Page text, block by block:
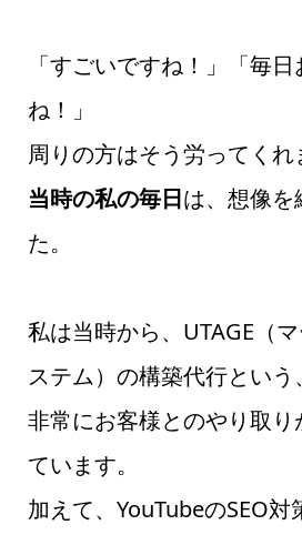
「すごいですね！」「毎
ね！」
周りの方はそう労ってくれ
当時の私の毎日は、想像を
た。
私は当時から、UTAGE（
ステム）の構築代行という、
非常にお客様とのやり取り
ています。
加えて、YouTubeのSEO対